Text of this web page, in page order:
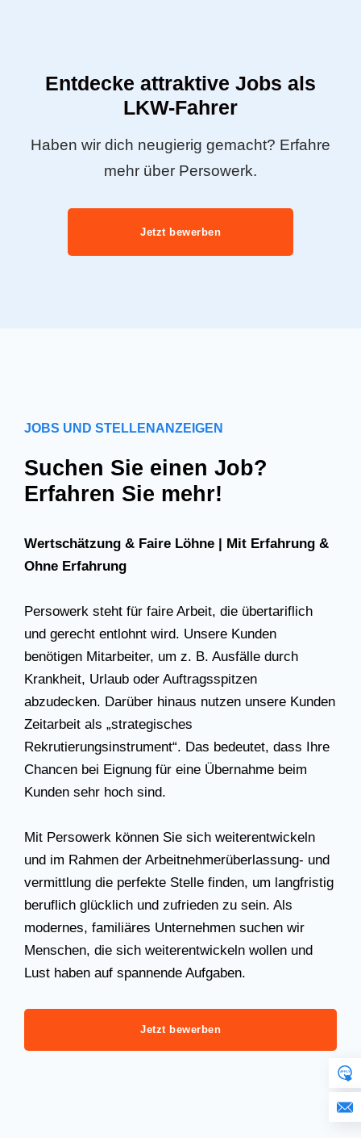
Entdecke attraktive Jobs als
LKW-Fahrer
Haben wir dich neugierig gemacht? Erfahre
mehr über Persowerk.
Jetzt bewerben
JOBS UND STELLENANZEIGEN
Suchen Sie einen Job?
Erfahren Sie mehr!
Wertschätzung & Faire Löhne | Mit Erfahrung &
Ohne Erfahrung
Persowerk steht für faire Arbeit, die übertariflich
und gerecht entlohnt wird. Unsere Kunden
benötigen Mitarbeiter, um z. B. Ausfälle durch
Krankheit, Urlaub oder Auftragsspitzen
abzudecken. Darüber hinaus nutzen unsere Kunden
Zeitarbeit als „strategisches
Rekrutierungsinstrument“. Das bedeutet, dass Ihre
Chancen bei Eignung für eine Übernahme beim
Kunden sehr hoch sind.
Mit Persowerk können Sie sich weiterentwickeln
und im Rahmen der Arbeitnehmerüberlassung- und
vermittlung die perfekte Stelle finden, um langfristig
beruflich glücklich und zufrieden zu sein. Als
modernes, familiäres Unternehmen suchen wir
Menschen, die sich weiterentwickeln wollen und
Lust haben auf spannende Aufgaben.
Jetzt bewerben